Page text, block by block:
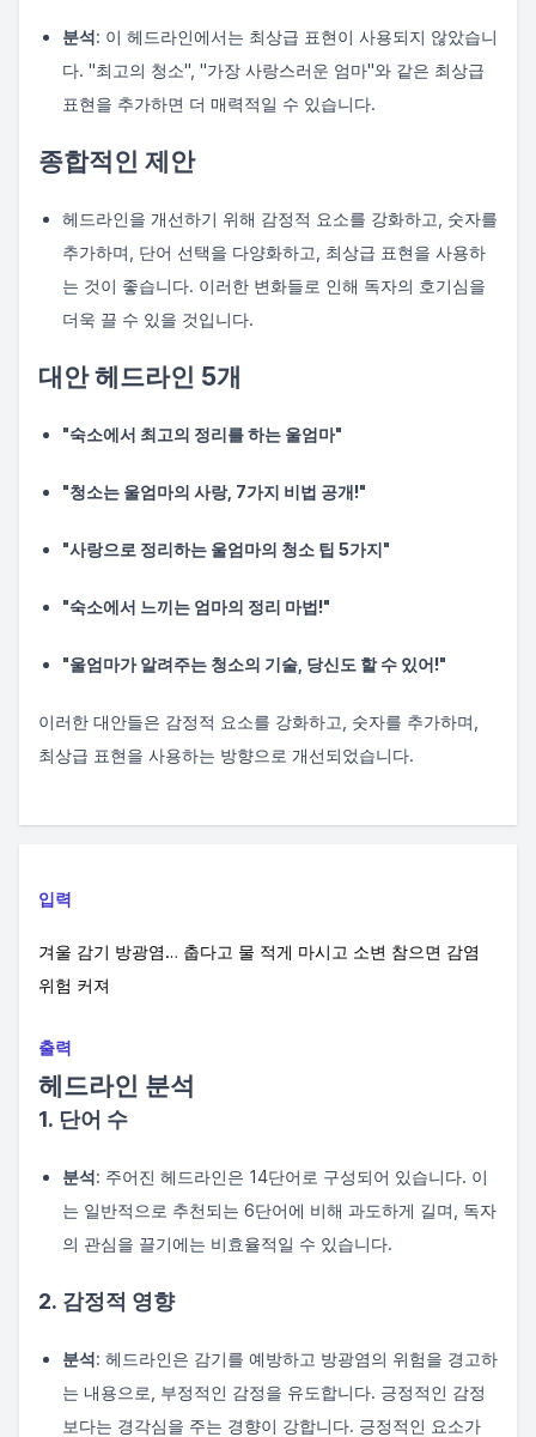
분석: 이 헤드라인에서는 최상급 표현이 사용되지 않았습니
다. "최고의 청소", "가장 사랑스러운 엄마"와 같은 최상급
표현을 추가하면 더 매력적일 수 있습니다.
종합적인 제안
헤드라인을 개선하기 위해 감정적 요소를 강화하고, 숫자를
추가하며, 단어 선택을 다양화하고, 최상급 표현을 사용하
는 것이 좋습니다. 이러한 변화들로 인해 독자의 호기심을
더욱 끌 수 있을 것입니다.
대안 헤드라인 5개
"숙소에서 최고의 정리를 하는 울엄마"
"청소는 울엄마의 사랑, 7가지 비법 공개!"
"사랑으로 정리하는 울엄마의 청소 팁 5가지"
"숙소에서 느끼는 엄마의 정리 마법!"
"울엄마가 알려주는 청소의 기술, 당신도 할 수 있어!"
이러한 대안들은 감정적 요소를 강화하고, 숫자를 추가하며,
최상급 표현을 사용하는 방향으로 개선되었습니다.
입력
겨울 감기 방광염… 춥다고 물 적게 마시고 소변 참으면 감염
위험 커져
출력
헤드라인 분석
1. 단어 수
분석: 주어진 헤드라인은 14단어로 구성되어 있습니다. 이
는 일반적으로 추천되는 6단어에 비해 과도하게 길며, 독자
의 관심을 끌기에는 비효율적일 수 있습니다.
2. 감정적 영향
분석: 헤드라인은 감기를 예방하고 방광염의 위험을 경고하
는 내용으로, 부정적인 감정을 유도합니다. 긍정적인 감정
보다는 경각심을 주는 경향이 강합니다. 긍정적인 요소가